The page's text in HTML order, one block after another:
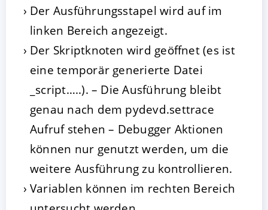
Der Ausführungsstapel wird auf im
linken Bereich angezeigt.
Der Skriptknoten wird geöffnet (es ist
eine temporär generierte Datei
_script…..). – Die Ausführung bleibt
genau nach dem pydevd.settrace
Aufruf stehen – Debugger Aktionen
können nur genutzt werden, um die
weitere Ausführung zu kontrollieren.
Variablen können im rechten Bereich